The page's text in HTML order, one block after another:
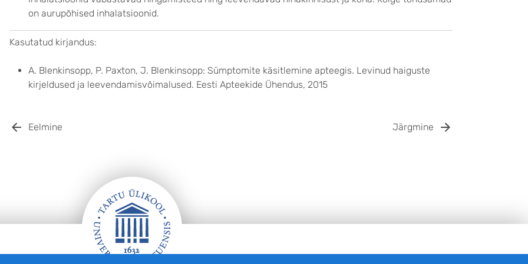
on aurupõhised inhalatsioonid.
Kasutatud kirjandus:
A. Blenkinsopp, P. Paxton, J. Blenkinsopp: Sümptomite käsitlemine apteegis. Levinud haiguste
kirjeldused ja leevendamisvõimalused. Eesti Apteekide Ühendus, 2015
Eelmine Järgmine